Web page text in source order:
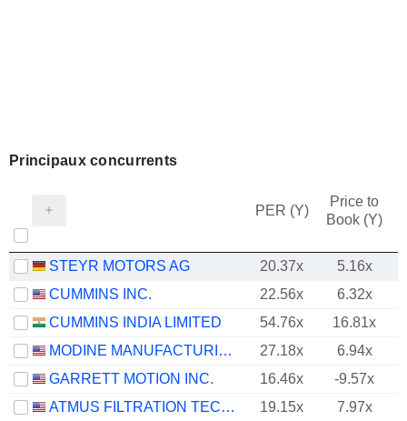
Principaux concurrents
PER (Y)
Price to
Book (Y)
STEYR MOTORS AG 20.37x
5.16x
CUMMINS INC.
22.56x
6.32x
CUMMINS INDIA LIMITED
54.76x
16.81x
MODINE MANUFACTURING COMPANY
27.18x
6.94x
GARRETT MOTION INC.
16.46x
-9.57x
ATMUS FILTRATION TECHNOLOGIES INC.
19.15x
7.97x